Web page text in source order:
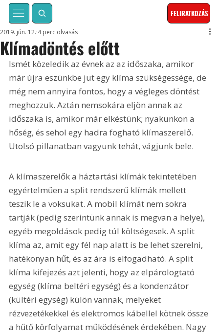
FELIRATKOZÁS
Klímadöntés előtt
2019. jún. 12. 4 perc olvasás
Ismét közeledik az évnek az az időszaka, amikor
már újra eszünkbe jut egy klíma szükségessége, de
még nem annyira fontos, hogy a végleges döntést
meghozzuk. Aztán nemsokára eljön annak az
időszaka is, amikor már elkéstünk; nyakunkon a
hőség, és sehol egy hadra fogható klímaszerelő.
Utolsó pillanatban vagyunk tehát, vágjunk bele.
A klímaszerelők a háztartási klímák tekintetében
egyértelműen a split rendszerű klímák mellett
teszik le a voksukat. A mobil klímát nem sokra
tartják (pedig szerintünk annak is megvan a helye),
egyéb megoldások pedig túl költségesek. A split
klíma az, amit egy fél nap alatt is be lehet szerelni,
hatékonyan hűt, és az ára is elfogadható. A split
klíma kifejezés azt jelenti, hogy az elpárologtató
egység (klíma beltéri egység) és a kondenzátor
(kültéri egység) külön vannak, melyeket
rézvezetékekkel és elektromos kábellel kötnek össze
a hűtő körfolyamat működésének érdekében. Nagy